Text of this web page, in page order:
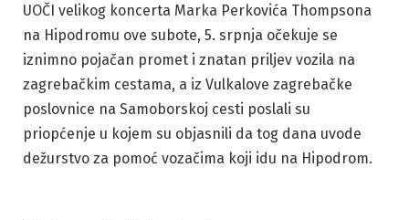
UOČI velikog koncerta Marka Perkovića Thompsona
na Hipodromu ove subote, 5. srpnja očekuje se
iznimno pojačan promet i znatan priljev vozila na
zagrebačkim cestama, a iz Vulkalove zagrebačke
poslovnice na Samoborskoj cesti poslali su
priopćenje u kojem su objasnili da tog dana uvode
dežurstvo za pomoć vozačima koji idu na Hipodrom.